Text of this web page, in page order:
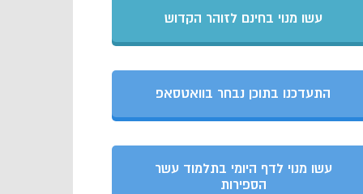
עשו מנוי בחינם לזוהר הקדוש
התעדכנו בתוכן נבחר בוואטסאפ
עשו מנוי לדף היומי בתלמוד עשר
הספירות